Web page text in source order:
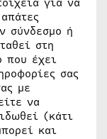
σύνδεσμο ή
στη
που έχει
σας
με
να
(κάτι
και